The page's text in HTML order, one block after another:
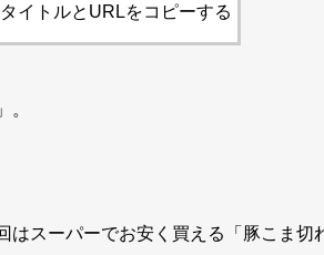
イトルとURLをコピーする
。
スーパーでお安く買える「豚こま切